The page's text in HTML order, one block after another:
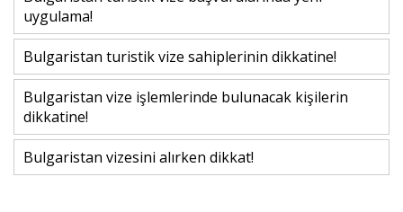
uygulama!
Bulgaristan turistik vize sahiplerinin dikkatine!
Bulgaristan vize işlemlerinde bulunacak kişilerin
dikkatine!
Bulgaristan vizesini alırken dikkat!